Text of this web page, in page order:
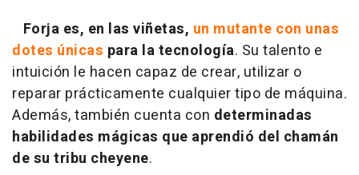
Forja es, en las viñetas, un mutante con unas
dotes únicas para la tecnología. Su talento e
intuición le hacen capaz de crear, utilizar o
reparar prácticamente cualquier tipo de máquina.
Además, también cuenta con determinadas
habilidades mágicas que aprendió del chamán
de su tribu cheyene.